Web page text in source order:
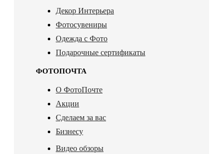
Декор Интерьера
Фотосувениры
Одежда с Фото
Подарочные сертификаты
ФОТОПОЧТА
О ФотоПочте
Акции
Сделаем за вас
Бизнесу
Видео обзоры